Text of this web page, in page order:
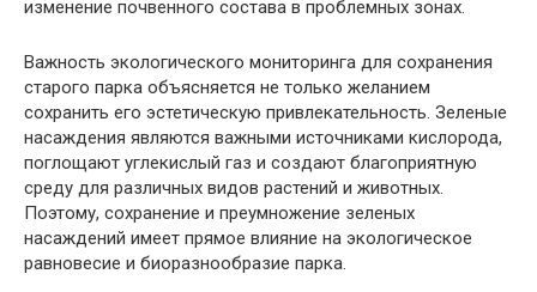
изменение почвенного состава в проблемных зонах.
Важность экологического мониторинга для сохранения
старого парка объясняется не только желанием
сохранить его эстетическую привлекательность. Зеленые
насаждения являются важными источниками кислорода,
поглощают углекислый газ и создают благоприятную
среду для различных видов растений и животных.
Поэтому, сохранение и преумножение зеленых
насаждений имеет прямое влияние на экологическое
равновесие и биоразнообразие парка.